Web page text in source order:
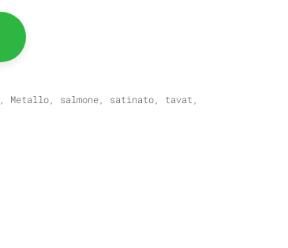
Metallo salmone satinato tavat